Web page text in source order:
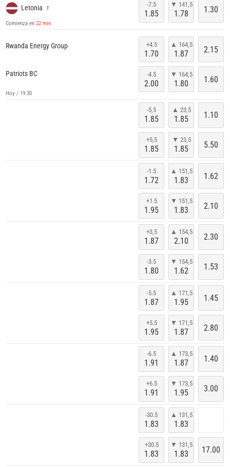
Letonia F
Comienza en22 min
-7.5
1.85
▼ 141,5
1.78 1.30
Rwanda Energy Group
Patriots BC
Hoy / 19:30
+4.5
1.70
-4.5
2.00
▲ 164,5
1.87
▼ 164,5
1.80
2.15
1.60
-5,5
1.85
+5,5
1.85
▲ 23,5
1.85
▼ 23,5
1.85
1.10
5.50
-1.5
1.72
+1.5
1.95
▲ 151,5
1.83
▼ 151,5
1.83
1.62
2.10
+3,5
1.87
-3.5
1.80
▲ 154,5
2.10
▼ 154,5
1.62
2.30
1.53
-5.5
1.87
+5.5
1.95
▲ 171,5
1.95
▼ 171,5
1.87
1.45
2.80
-6.5
1.91
+6.5
1.91
▲ 173,5
1.87
▼ 173,5
1.95
1.40
3.00
-30.5
1.83
+30.5
1.83
▲ 131,5
1.83
▼ 131,5
1.83 17.00